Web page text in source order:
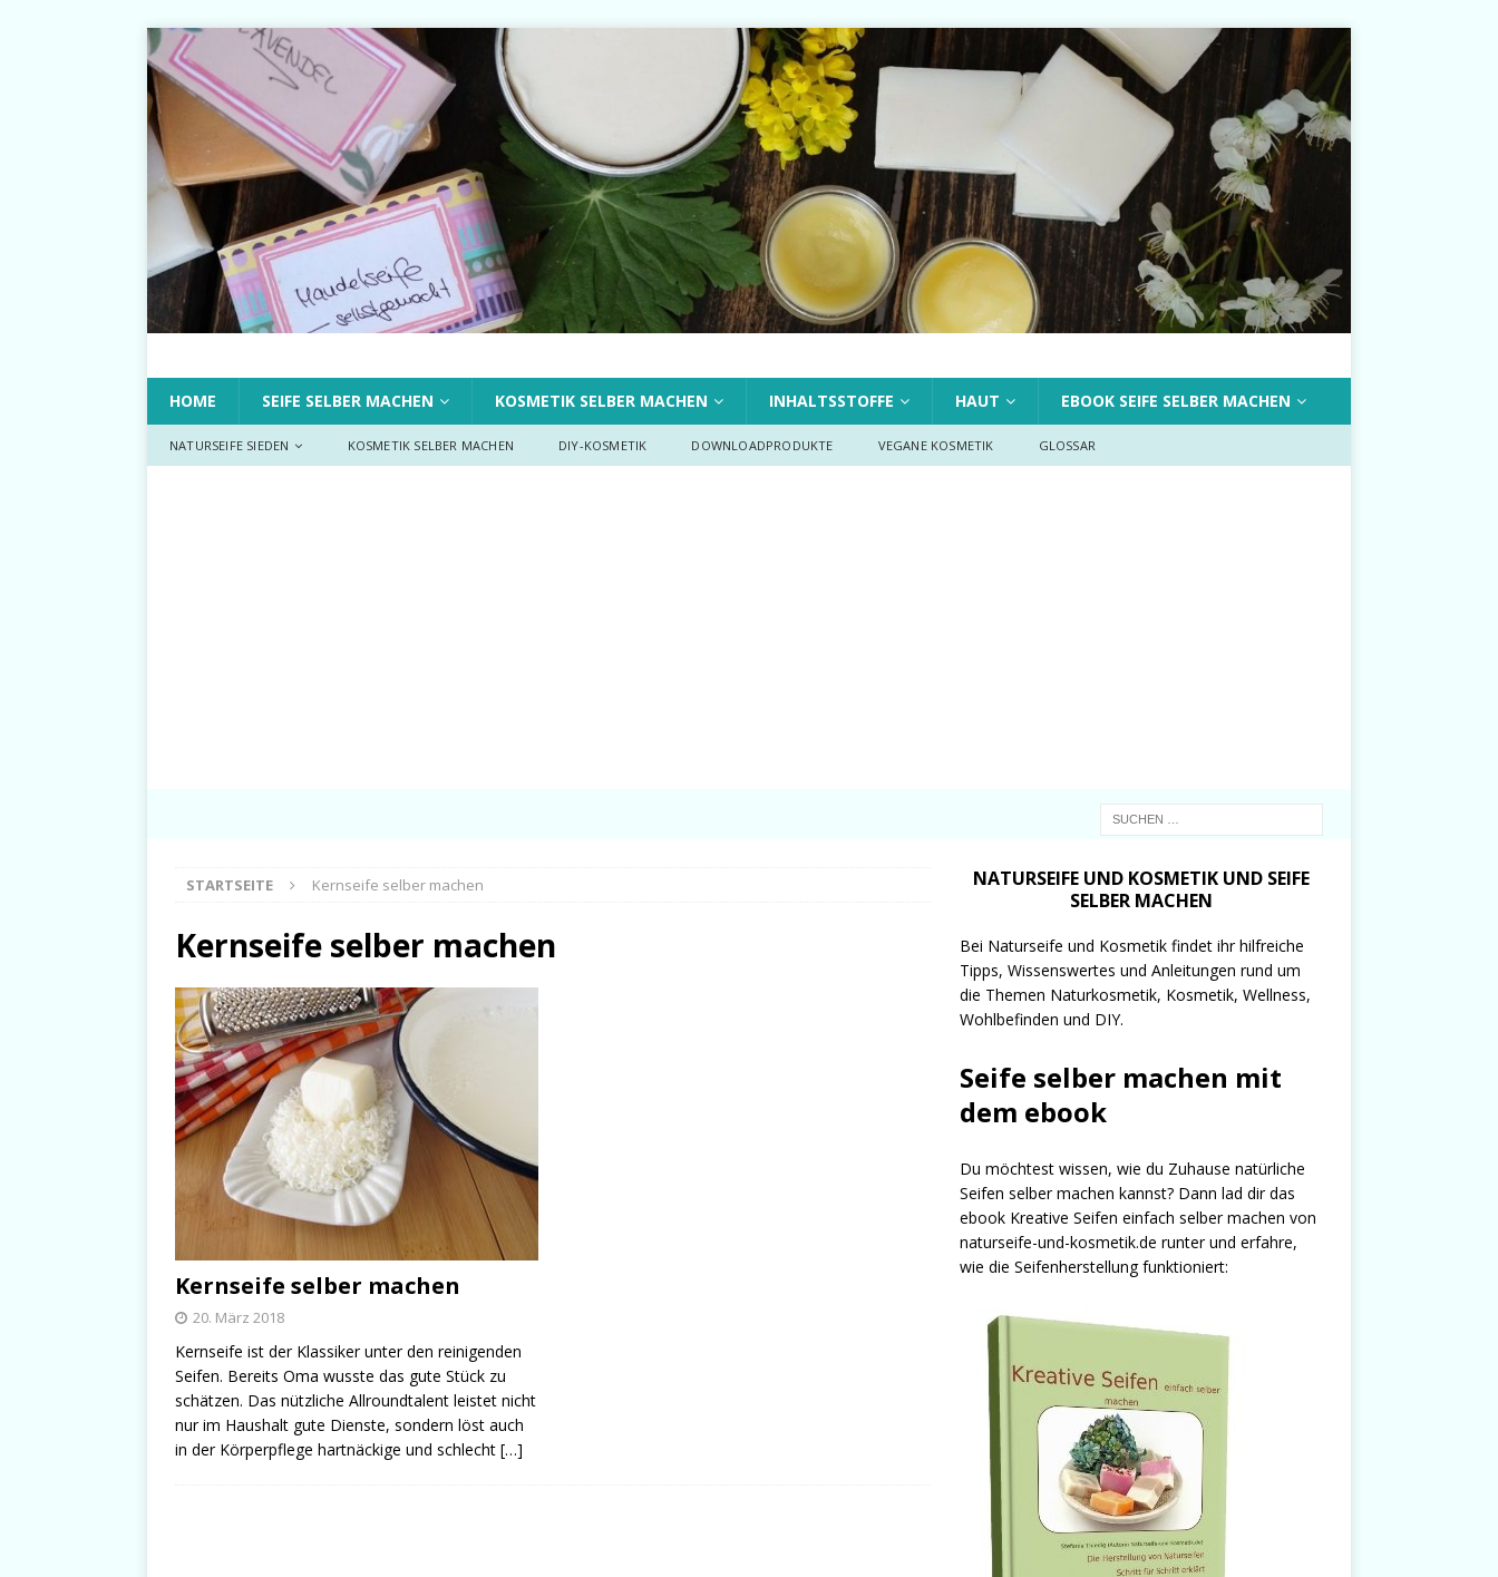
HOME SEIFE SELBER MACHEN KOSMETIK SELBER MACHEN INHALTSSTOFFE HAUT EBOOK SEIFE SELBER MACHEN
NATURSEIFE SIEDEN KOSMETIK SELBER MACHEN DIY-KOSMETIK DOWNLOADPRODUKTE VEGANE KOSMETIK GLOSSAR
STARTSEITE Kernseife selber machen
Kernseife selber machen
Kernseife selber machen
20. März 2018
Kernseife ist der Klassiker unter den reinigenden
Seifen. Bereits Oma wusste das gute Stück zu
schätzen. Das nützliche Allroundtalent leistet nicht
nur im Haushalt gute Dienste, sondern löst auch
in der Körperpflege hartnäckige und schlecht […]
NATURSEIFE UND KOSMETIK UND SEIFE
SELBER MACHEN
Bei Naturseife und Kosmetik findet ihr hilfreiche
Tipps, Wissenswertes und Anleitungen rund um
die Themen Naturkosmetik, Kosmetik, Wellness,
Wohlbefinden und DIY.
Seife selber machen mit
dem ebook
Du möchtest wissen, wie du Zuhause natürliche
Seifen selber machen kannst? Dann lad dir das
ebook Kreative Seifen einfach selber machen von
naturseife-und-kosmetik.de runter und erfahre,
wie die Seifenherstellung funktioniert: